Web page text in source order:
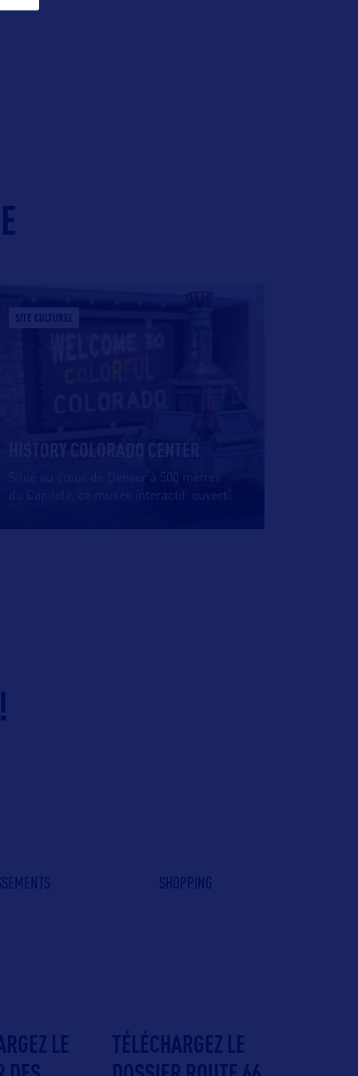
SITE CULTUREL
HISTORY COLORADO CENTER
Situé au cœur de Denver à 500 mètres
du Capitole, ce musée interactif ouvert
SHOPPING
LE
TÉLÉCHARGEZ LE